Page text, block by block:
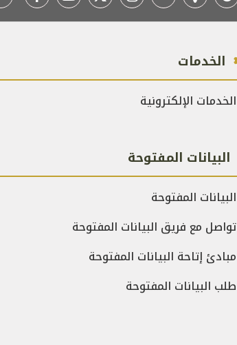
الخدمات
الخدمات الإلكترونية
البيانات المفتوحة
البيانات المفتوحة
تواصل مع فريق البيانات المفتوحة
مبادئ إتاحة البيانات المفتوحة
طلب البيانات المفتوحة